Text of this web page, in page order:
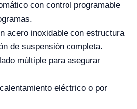
con control programable
acero inoxidable con estructura
de suspensión completa.
múltiple para asegurar
eléctrico o por